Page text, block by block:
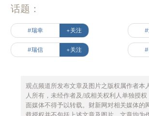
话题：
#瑞幸 +关注
#瑞信 +关注 #
观点频道所发布文章及图片之版权属作者本
人所有，未经作者及/或相关权利人单独授
面媒体不得予以转载。财新网对相关媒体的